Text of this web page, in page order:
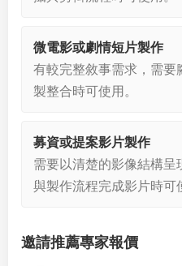
微電影或劇情短片製作
有較完整敘事需求，需要
製整合時可使用。
募資或提案影片製作
需要以清楚的影像結構呈
與製作流程完成影片時可
邀請推薦專家報價